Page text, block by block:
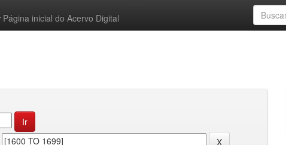
Página inicial do Acervo Digital